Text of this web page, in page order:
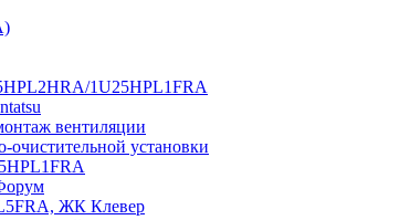
1U25HPL1FRA
вентиляции
установки
ЖК Клевер